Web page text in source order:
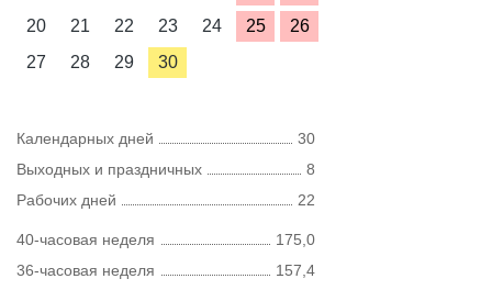
20
21 22 23 24 25
26
27
28 29 30
Календарных дней
30
Выходных и праздничных
8
Рабочих дней
22
40-часовая неделя
175,0
36-часовая неделя
157,4